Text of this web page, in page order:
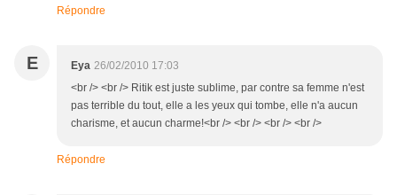
Répondre
E Eya 26/02/2010 17:03
<br /> <br /> Ritik est juste sublime, par contre sa femme n'est
pas terrible du tout, elle a les yeux qui tombe, elle n'a aucun
charisme, et aucun charme!<br /> <br /> <br /> <br />
Répondre